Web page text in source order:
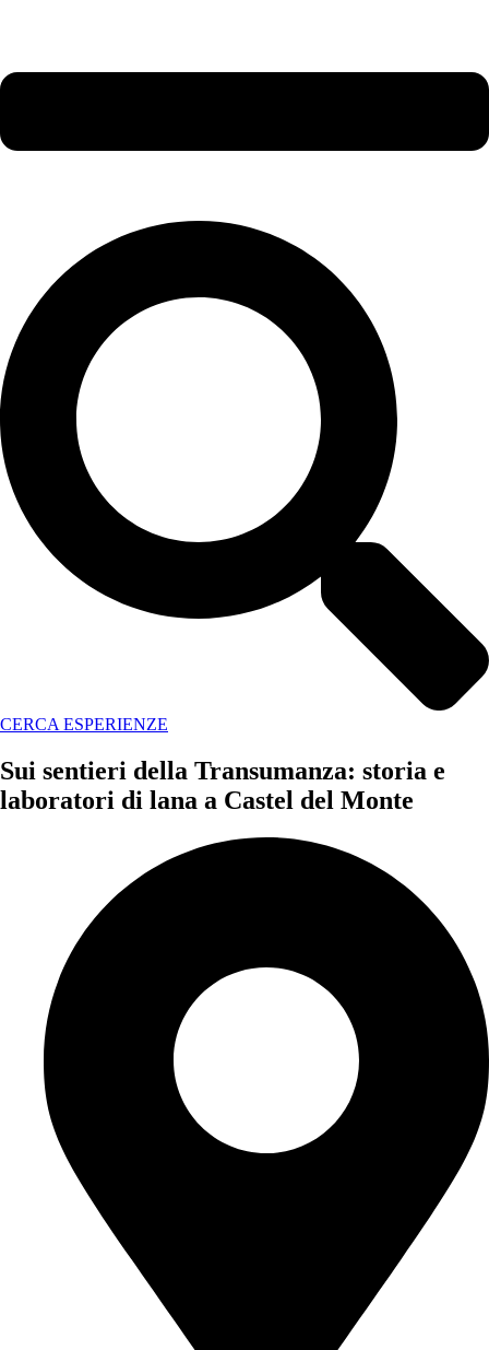
CERCA ESPERIENZE
Sui sentieri della Transumanza: storia e
laboratori di lana a Castel del Monte